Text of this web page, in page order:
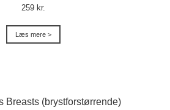
259 kr.
Læs mere >
Breasts (brystforstørrende)